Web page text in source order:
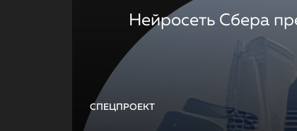
СПЕЦПРОЕКТ
Нейросеть Сбера